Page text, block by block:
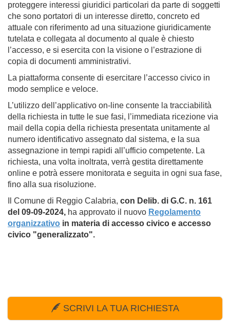
proteggere interessi giuridici particolari da parte di soggetti
che sono portatori di un interesse diretto, concreto ed
attuale con riferimento ad una situazione giuridicamente
tutelata e collegata al documento al quale è chiesto
l’accesso, e si esercita con la visione o l’estrazione di
copia di documenti amministrativi.
La piattaforma consente di esercitare l’accesso civico in
modo semplice e veloce.
L’utilizzo dell’applicativo on-line consente la tracciabilità
della richiesta in tutte le sue fasi, l’immediata ricezione via
mail della copia della richiesta presentata unitamente al
numero identificativo assegnato dal sistema, e la sua
assegnazione in tempi rapidi all’ufficio competente. La
richiesta, una volta inoltrata, verrà gestita direttamente
online e potrà essere monitorata e seguita in ogni sua fase,
fino alla sua risoluzione.
Il Comune di Reggio Calabria, con Delib. di G.C. n. 161
del 09-09-2024, ha approvato il nuovo Regolamento
organizzativo in materia di accesso civico e accesso
civico "generalizzato".
SCRIVI LA TUA RICHIESTA